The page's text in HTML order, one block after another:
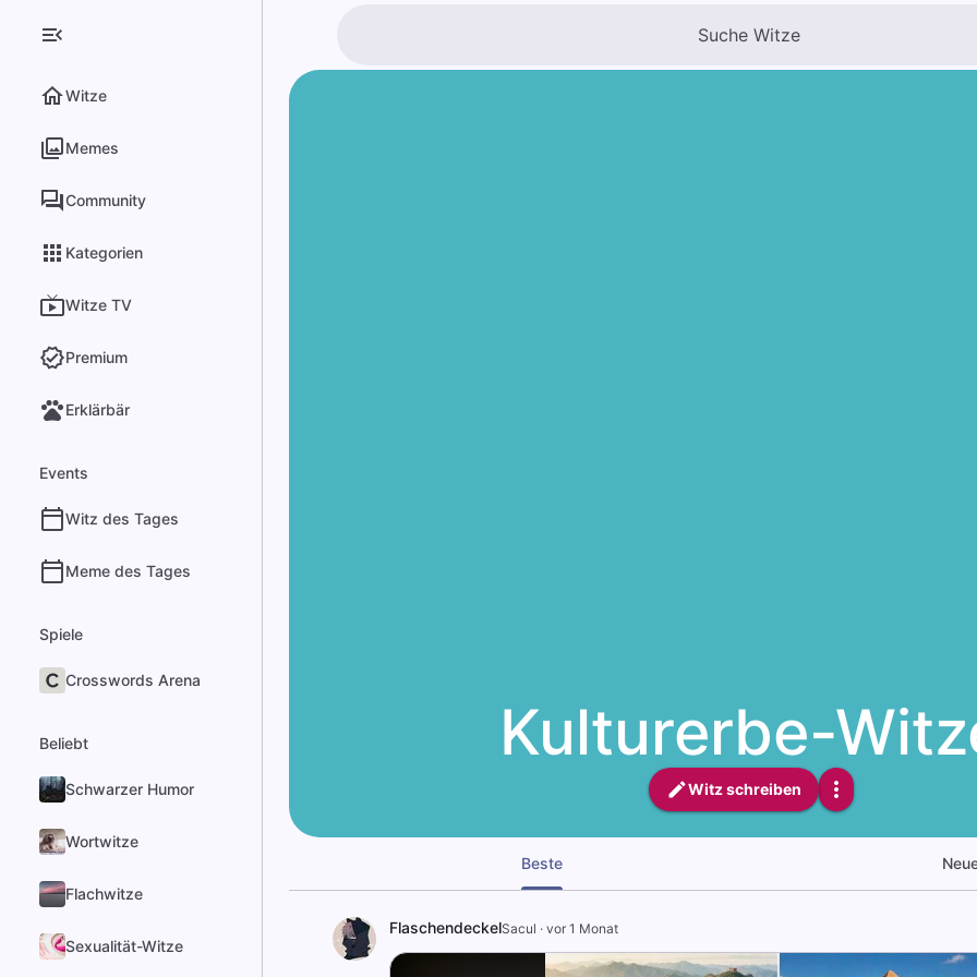
Witze
Memes
Community
Kategorien
Witze TV
Premium
Erklärbär
Events
Witz des Tages
Meme des Tages
Spiele
Crosswords Arena
Beliebt
Schwarzer Humor
Wortwitze
Flachwitze
Sexualität-Witze
Kulturerbe-
Witz schreiben
Beste
FlaschendeckelSacul · vor 1 Monat